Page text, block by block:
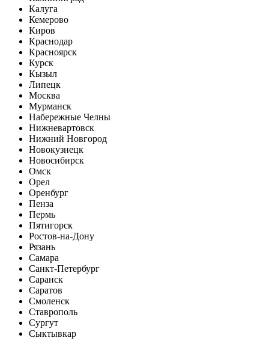
Калуга
Кемерово
Киров
Краснодар
Красноярск
Курск
Кызыл
Липецк
Москва
Мурманск
Набережные Челны
Нижневартовск
Нижний Новгород
Новокузнецк
Новосибирск
Омск
Орел
Оренбург
Пенза
Пермь
Пятигорск
Ростов-на-Дону
Рязань
Самара
Санкт-Петербург
Саранск
Саратов
Смоленск
Ставрополь
Сургут
Сыктывкар